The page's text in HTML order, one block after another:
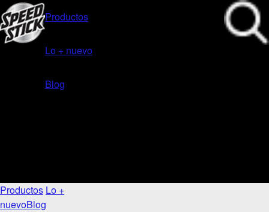
Productos
Lo + nuevo
Blog
Productos Lo +
nuevoBlog